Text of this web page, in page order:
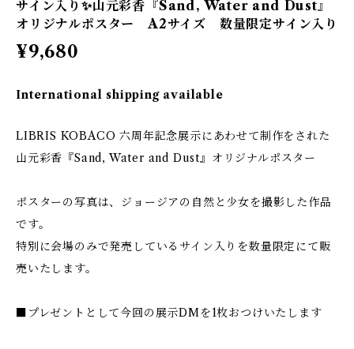
サイン入り✨山元彩香『Sand, Water and Dust』
オリジナルポスター A2サイズ 数量限定サイン入り
¥9,680
International shipping available
LIBRIS KOBACO 六周年記念展示にあわせて制作をされた
山元彩香『Sand, Water and Dust』オリジナルポスター
ポスターの写真は、ジョージアの自然と少女を撮影した作品
です。
特別に会場のみで発売しているサイン入りを数量限定にて販
売いたします。
■プレゼントとして今回の展示DMを1枚おつけいたします